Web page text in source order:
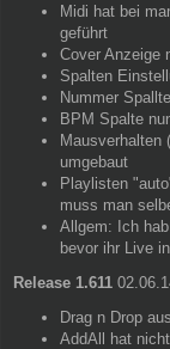
Midi hat bei
geführt
Cover Anzeige
Spalten
Nummer
BPM Spalte
Mausverhalten
umgebaut
Playlisten
muss man
Allgem: Ich
bevor ihr Live
Release 1.611
Drag n Drop
AddAll hat